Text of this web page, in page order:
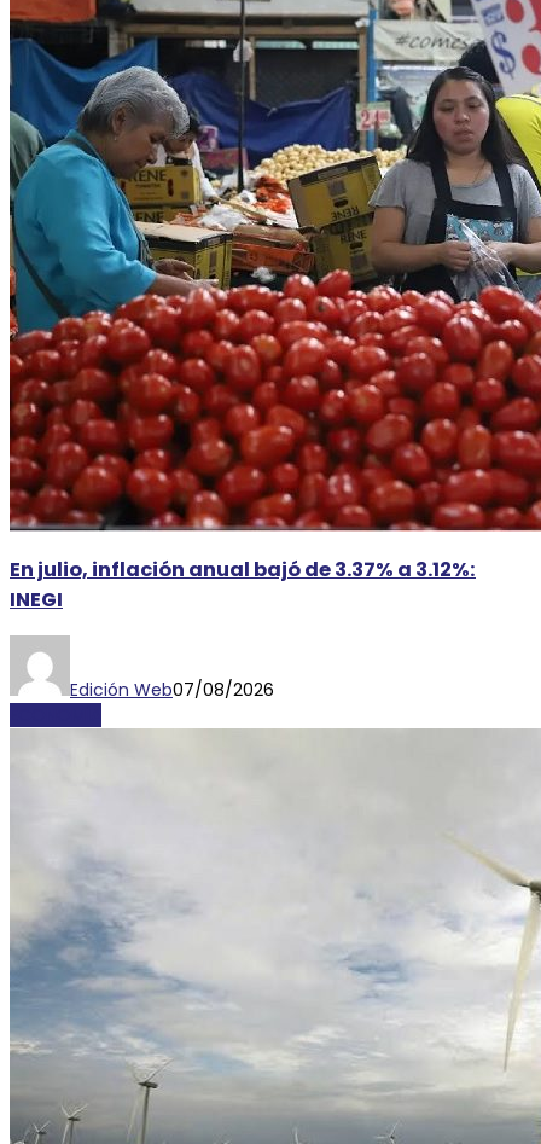
En julio, inflación anual bajó de 3.37% a 3.12%:
INEGI
Edición Web07/08/2026